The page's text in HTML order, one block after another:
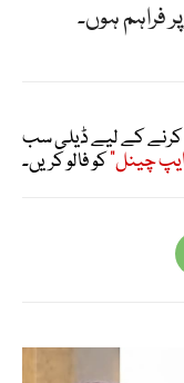
فراہم ہوں۔
کے لیے ڈیلی سب
چینل"کو فالو کریں۔